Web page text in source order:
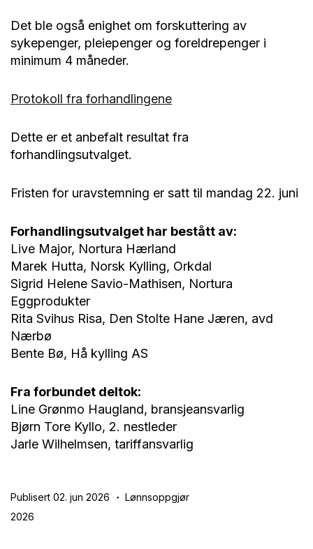
Det ble også enighet om forskuttering av
sykepenger, pleiepenger og foreldrepenger i
minimum 4 måneder.
Protokoll fra forhandlingene
Dette er et anbefalt resultat fra
forhandlingsutvalget.
Fristen for uravstemning er satt til mandag 22. juni
Forhandlingsutvalget har bestått av:
Live Major, Nortura Hærland
Marek Hutta, Norsk Kylling, Orkdal
Sigrid Helene Savio-Mathisen, Nortura
Eggprodukter
Rita Svihus Risa, Den Stolte Hane Jæren, avd
Nærbø
Bente Bø, Hå kylling AS
Fra forbundet deltok:
Line Grønmo Haugland, bransjeansvarlig
Bjørn Tore Kyllo, 2. nestleder
Jarle Wilhelmsen, tariffansvarlig
Publisert 02. jun 2026
Lønnsoppgjør
2026